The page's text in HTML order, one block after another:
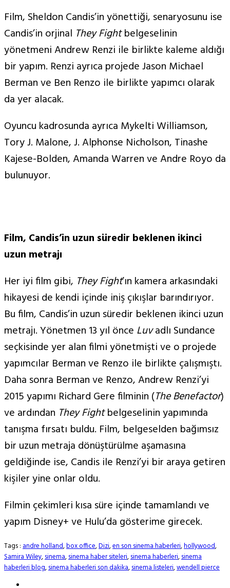
Film, Sheldon Candis’in yönettiği, senaryosunu ise
Candis’in orjinal They Fightbelgeselinin
yönetmeni Andrew Renzi ile birlikte kaleme aldığı
bir yapım. Renzi ayrıca projede Jason Michael
Berman ve Ben Renzo ile birlikte yapımcı olarak
da yer alacak.
Oyuncu kadrosunda ayrıca Mykelti Williamson,
Tory J. Malone, J. Alphonse Nicholson, Tinashe
Kajese-Bolden, Amanda Warren ve Andre Royo da
bulunuyor.
Film, Candis’in uzun süredir beklenen ikinci
uzun metrajı
Her iyi film gibi, They Fight’ın kamera arkasındaki
hikayesi de kendi içinde iniş çıkışlar barındırıyor.
Bu film, Candis’in uzun süredir beklenen ikinci uzun
metrajı. Yönetmen 13 yıl önce Luvadlı Sundance
seçkisinde yer alan filmi yönetmişti ve o projede
yapımcılar Berman ve Renzo ile birlikte çalışmıştı.
Daha sonra Berman ve Renzo, Andrew Renzi’yi
2015 yapımı Richard Gere filminin (The Benefactor)
ve ardından They Fightbelgeselinin yapımında
tanışma fırsatı buldu. Film, belgeselden bağımsız
bir uzun metraja dönüştürülme aşamasına
geldiğinde ise, Candis ile Renzi’yi bir araya getiren
kişiler yine onlar oldu.
Filmin çekimleri kısa süre içinde tamamlandı ve
yapım Disney+ ve Hulu’da gösterime girecek.
Tags :andre holland,box office,Dizi,en son sinema haberleri,hollywood,
Samira Wiley,sinema,sinema haber siteleri,sinema haberleri,sinema
haberleri blog,sinema haberleri son dakika,sinema listeleri,wendell pierce